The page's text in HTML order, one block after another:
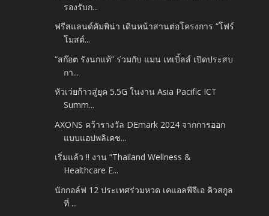
รองรับก...
ฟรีสแลนด์คัมพิน่า เดินหน้าสานต่อโครงการ “โฟร์
โมสต์...
“สก๊อต รังนกแท้” ร่วมกับ แมน เทเบิ้ลส์ เปิดประสบ
กา...
หัวเว่ยก้าวสู่ยุค 5.5G ในงาน Asia Pacific ICT
Summ...
AXONS คว้ารางวัล DEmark 2024 จากการออก
แบบแอปพลิเคช...
เริ่มแล้ว !! งาน “Thailand Wellness &
Healthcare E...
นักกอล์ฟ 12 ประเทศร่วมหวด เคแอลพีจีเอ คิวสกูล
ที่ ...